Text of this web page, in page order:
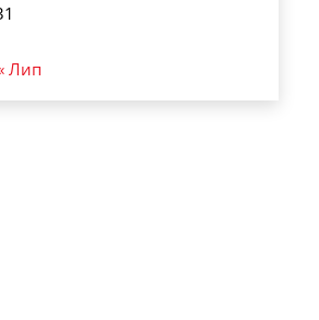
Лип